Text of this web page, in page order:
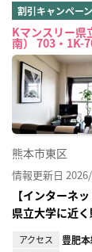
割引キャンペーン
Kマンスリー県
南） 703・1K-
熊本市東区
情報更新日
【インターネ
県立大学に近
アクセス 豊肥本